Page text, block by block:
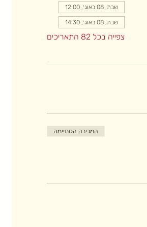
שבת, 08 באוג׳, 12:00
שבת, 08 באוג׳, 14:30
צפייה בכל 82 התאריכים
המכירה הסתיימה